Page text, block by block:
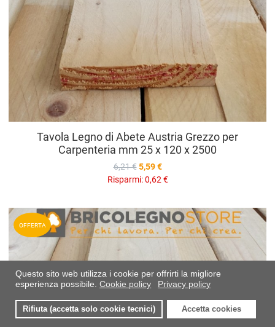
Questo sito web utilizza i cookie per offrirti la migliore
esperienza possibile. Cookie policy Privacy policy
Rifiuta (accetta solo cookie tecnici) Accetta cookies
I miei preferiti
0 Compara
0
Tavola Legno di Abete Austria Grezzo per
Carpenteria mm 25 x 120 x 2500
6,21 € 5,59 €
Risparmi:0,62 €
OFFERTA